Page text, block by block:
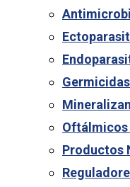
Germicidas
Productos